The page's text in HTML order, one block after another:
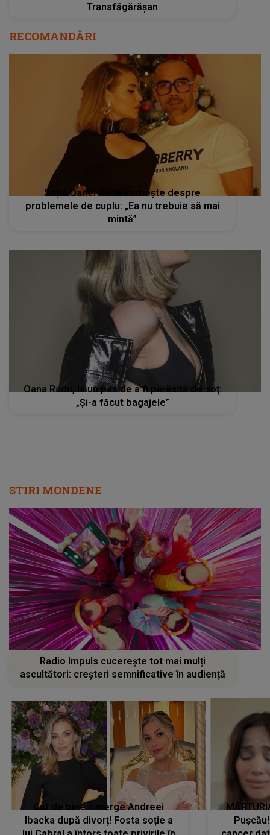
Transfăgărășan
RECOMANDĂRI
Soțul Oanei Radu vorbește despre
problemele de cuplu: „Ea nu trebuie să mai
mintă”
Oana Radu, la un pas de a fi părăsită de soţ:
„Și-a făcut bagajele”
STIRI MONDENE
Radio Impuls cucerește tot mai mulți
ascultători: creșteri semnificative în audiență
Cât de bine îi merge Andreei
Ibacka după divorț! Fosta soție a